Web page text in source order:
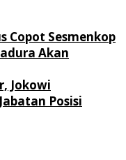
Copot Sesmenkop
Akan
Jokowi
Posisi